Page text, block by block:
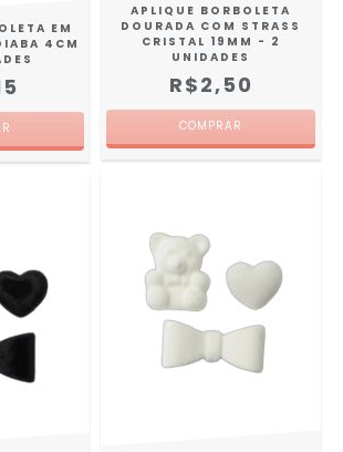
EM
4CM
APLIQUE BORBOLETA
DOURADA COM STRASS
CRISTAL 19MM - 2
UNIDADES
R$2,50